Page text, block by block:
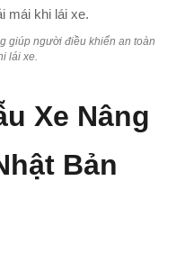
giúp người điều khiển an toàn
lái xe.
Xe Nâng
Bản